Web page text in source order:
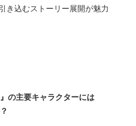
き込むストーリー展開が魅力
』の主要キャラクターには